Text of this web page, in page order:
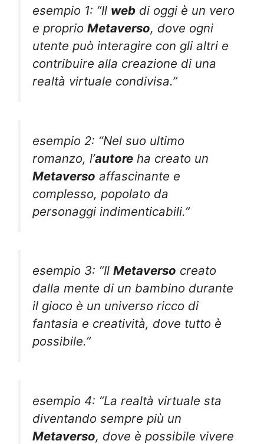
esempio 1: “Il web di oggi è un vero
e proprio Metaverso, dove ogni
utente può interagire con gli altri e
contribuire alla creazione di una
realtà virtuale condivisa.”
esempio 2: “Nel suo ultimo
romanzo, l’autore ha creato un
Metaverso affascinante e
complesso, popolato da
personaggi indimenticabili.”
esempio 3: “Il Metaverso creato
dalla mente di un bambino durante
il gioco è un universo ricco di
fantasia e creatività, dove tutto è
possibile.”
esempio 4: “La realtà virtuale sta
diventando sempre più un
Metaverso, dove è possibile vivere